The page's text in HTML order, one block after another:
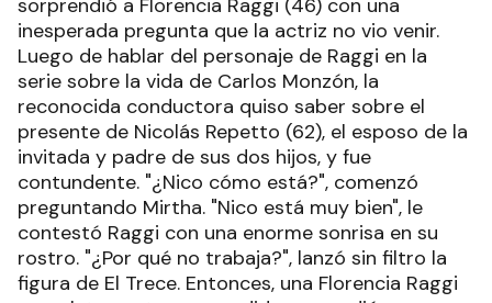
sorprendió a Florencia Raggi (46) con una
inesperada pregunta que la actriz no vio venir.
Luego de hablar del personaje de Raggi en la
serie sobre la vida de Carlos Monzón, la
reconocida conductora quiso saber sobre el
presente de Nicolás Repetto (62), el esposo de la
invitada y padre de sus dos hijos, y fue
contundente. "¿Nico cómo está?", comenzó
preguntando Mirtha. "Nico está muy bien", le
contestó Raggi con una enorme sonrisa en su
rostro. "¿Por qué no trabaja?", lanzó sin filtro la
figura de El Trece. Entonces, una Florencia Raggi